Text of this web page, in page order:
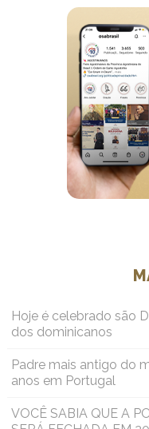
Hoje é celebrado são
dos dominicanos
Padre mais antigo do
anos em Portugal
VOCÊ SABIA QUE A